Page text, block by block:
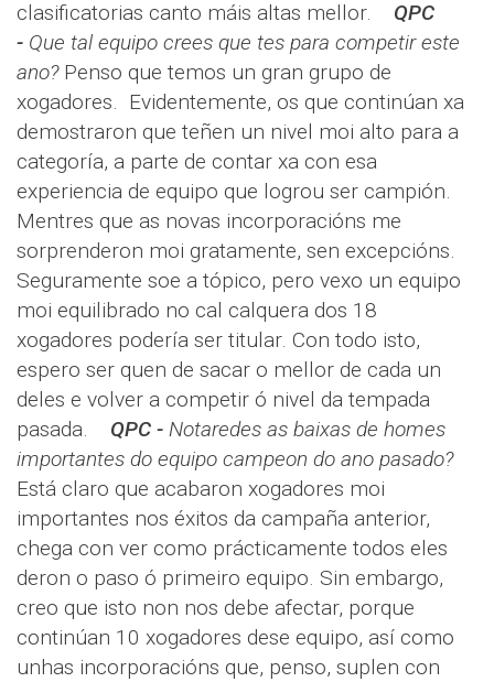
clasificatorias canto máis altas mellor.
QPC
- Que tal equipo crees que tes para competir este
ano?Penso que temos un gran grupo de
xogadores. Evidentemente, os que continúan xa
demostraron que teñen un nivel moi alto para a
categoría, a parte de contar xa con esa
experiencia de equipo que logrou ser campión.
Mentres que as novas incorporacións me
sorprenderon moi gratamente, sen excepcións.
Seguramente soe a tópico, pero vexo un equipo
moi equilibrado no cal calquera dos 18
xogadores podería ser titular. Con todo isto,
espero ser quen de sacar o mellor de cada un
deles e volver a competir ó nivel da tempada
pasada.
QPC - Notaredes as baixas de homes
importantes do equipo campeon do ano pasado?
Está claro que acabaron xogadores moi
importantes nos éxitos da campaña anterior,
chega con ver como prácticamente todos eles
deron o paso ó primeiro equipo. Sin embargo,
creo que isto non nos debe afectar, porque
continúan 10 xogadores dese equipo, así como
unhas incorporacións que, penso, suplen con